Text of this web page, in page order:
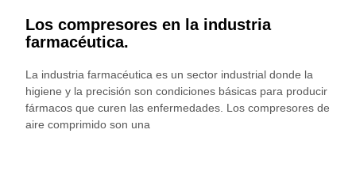
Los compresores en la industria
farmacéutica.
La industria farmacéutica es un sector industrial donde la
higiene y la precisión son condiciones básicas para producir
fármacos que curen las enfermedades. Los compresores de
aire comprimido son una